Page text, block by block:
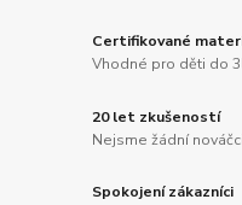
Certifikované
Vhodné pro děti do
20 let zkušeností
Nejsme žádní nováčci
Spokojení zákazníci